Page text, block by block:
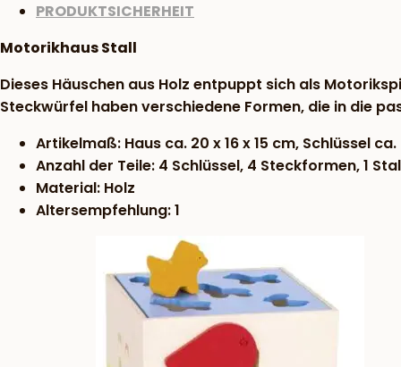
PRODUKTSICHERHEIT
Motorikhaus Stall
Dieses Häuschen aus Holz entpuppt sich als
Steckwürfel haben verschiedene Formen, die in die
Artikelmaß: Haus ca. 20 x 16 x 15 cm, Schlüssel ca.
Anzahl der Teile: 4 Schlüssel, 4 Steckformen, 1
Material: Holz
Altersempfehlung: 1